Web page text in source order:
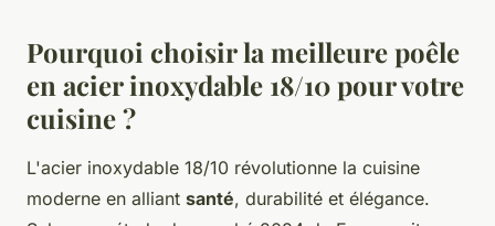
Pourquoi choisir la meilleure poêle
en acier inoxydable 18/10 pour votre
cuisine ?
L'acier inoxydable 18/10 révolutionne la cuisine
moderne en alliant santé, durabilité et élégance.